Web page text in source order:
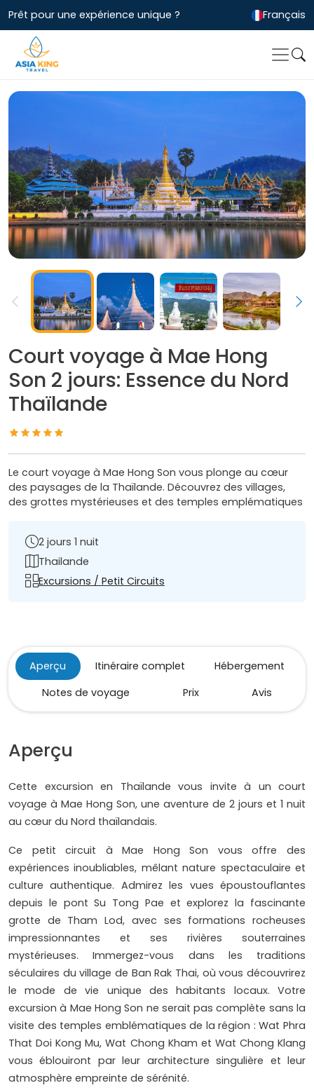
Prêt pour une expérience unique ? Français
Court voyage à Mae Hong
Son 2 jours: Essence du Nord
Thaïlande
Le court voyage à Mae Hong Son vous plonge au cœur
des paysages de la Thaïlande. Découvrez des villages,
des grottes mystérieuses et des temples emplématiques
2 jours 1 nuit
Thailande
Excursions / Petit Circuits
Aperçu Itinéraire complet
Hébergement
Notes de voyage
Prix Avis
Aperçu
Cette excursion en Thaïlande vous invite à un court
voyage à Mae Hong Son, une aventure de 2 jours et 1 nuit
au cœur du Nord thaïlandais.
Ce petit circuit à Mae Hong Son vous offre des
expériences inoubliables, mêlant nature spectaculaire et
culture authentique. Admirez les vues époustouflantes
depuis le pont Su Tong Pae et explorez la fascinante
grotte de Tham Lod, avec ses formations rocheuses
impressionnantes et ses rivières souterraines
mystérieuses. Immergez-vous dans les traditions
séculaires du village de Ban Rak Thai, où vous découvrirez
le mode de vie unique des habitants locaux. Votre
excursion à Mae Hong Son ne serait pas complète sans la
visite des temples emblématiques de la région : Wat Phra
That Doi Kong Mu, Wat Chong Kham et Wat Chong Klang
vous éblouiront par leur architecture singulière et leur
atmosphère empreinte de sérénité.